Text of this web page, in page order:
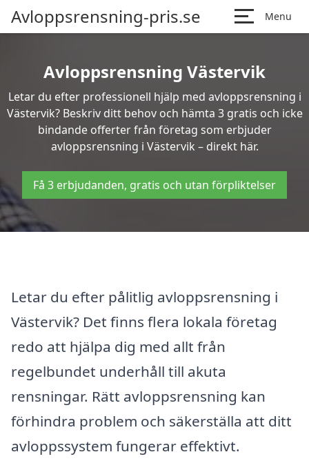
Avloppsrensning-pris.se Menu
Avloppsrensning Västervik
Letar du efter professionell hjälp med avloppsrensning i
Västervik? Beskriv ditt behov och hämta 3 gratis och icke
bindande offerter från företag som erbjuder
avloppsrensning i Västervik – direkt här.
Få 3 erbjudanden, gratis och utan förpliktelser
Letar du efter pålitlig avloppsrensning i
Västervik? Det finns flera lokala företag
redo att hjälpa dig med allt från
regelbundet underhåll till akuta
rensningar. Rätt avloppsrensning kan
förhindra problem och säkerställa att ditt
avloppssystem fungerar effektivt.